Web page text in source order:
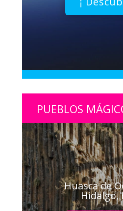
PUEBLOS
Huasca de
Hidalgo,